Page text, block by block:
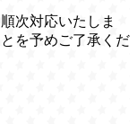
次対応いたしま
を予めご了承くだ